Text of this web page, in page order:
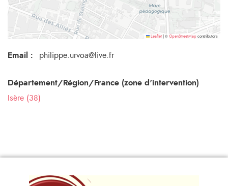
Leaflet © OpenStreetMap contributors
Email : philippe.urvoa@live.fr
Département/Région/France (zone d'intervention)
Isère (38)